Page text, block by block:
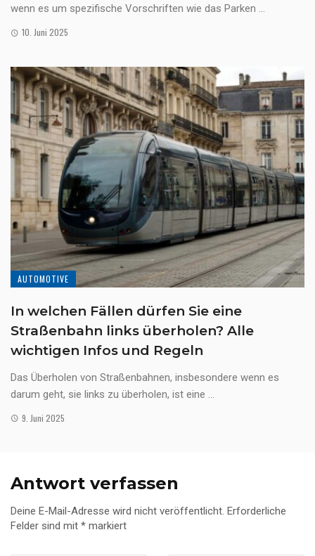
wenn es um spezifische Vorschriften wie das Parken ...
10. Juni 2025
AUTOMOTIVE
In welchen Fällen dürfen Sie eine
Straßenbahn links überholen? Alle
wichtigen Infos und Regeln
Das Überholen von Straßenbahnen, insbesondere wenn es
darum geht, sie links zu überholen, ist eine ...
9. Juni 2025
Antwort verfassen
Deine E-Mail-Adresse wird nicht veröffentlicht. Erforderliche
Felder sind mit * markiert